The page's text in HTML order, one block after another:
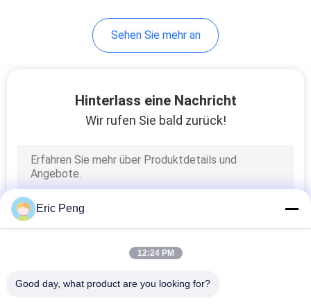
Deuterium-Lampen-
Elektrische
Kühlmittelpumpe
Sehen Sie mehr an
Hinterlass eine Nachricht
Wir rufen Sie bald zurück!
Eric Peng
12:24 PM
Good day, what product are you looking for?